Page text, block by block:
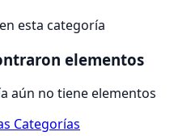
esta categoría
elementos
aún no tiene elementos
Categorías